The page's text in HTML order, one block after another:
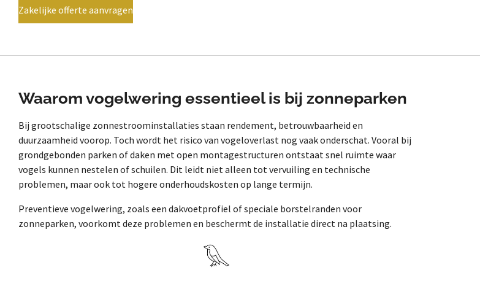
Zakelijke offerte aanvragen
Waarom vogelwering essentieel is bij zonneparken
Bij grootschalige zonnestroominstallaties staan rendement, betrouwbaarheid en
duurzaamheid voorop. Toch wordt het risico van vogeloverlast nog vaak onderschat. Vooral bij
grondgebonden parken of daken met open montagestructuren ontstaat snel ruimte waar
vogels kunnen nestelen of schuilen. Dit leidt niet alleen tot vervuiling en technische
problemen, maar ook tot hogere onderhoudskosten op lange termijn.
Preventieve vogelwering, zoals een dakvoetprofiel of speciale borstelranden voor
zonneparken, voorkomt deze problemen en beschermt de installatie direct na plaatsing.